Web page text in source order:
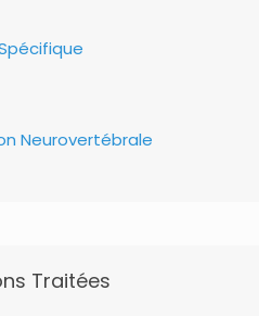
Neurovertébrale
Traitées